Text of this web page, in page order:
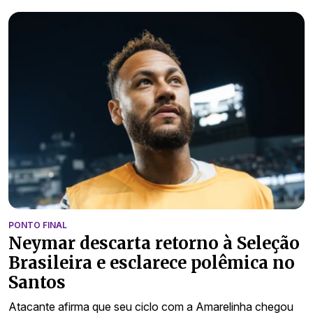
PONTO FINAL
Neymar descarta retorno à Seleção
Brasileira e esclarece polêmica no
Santos
Atacante afirma que seu ciclo com a Amarelinha chegou